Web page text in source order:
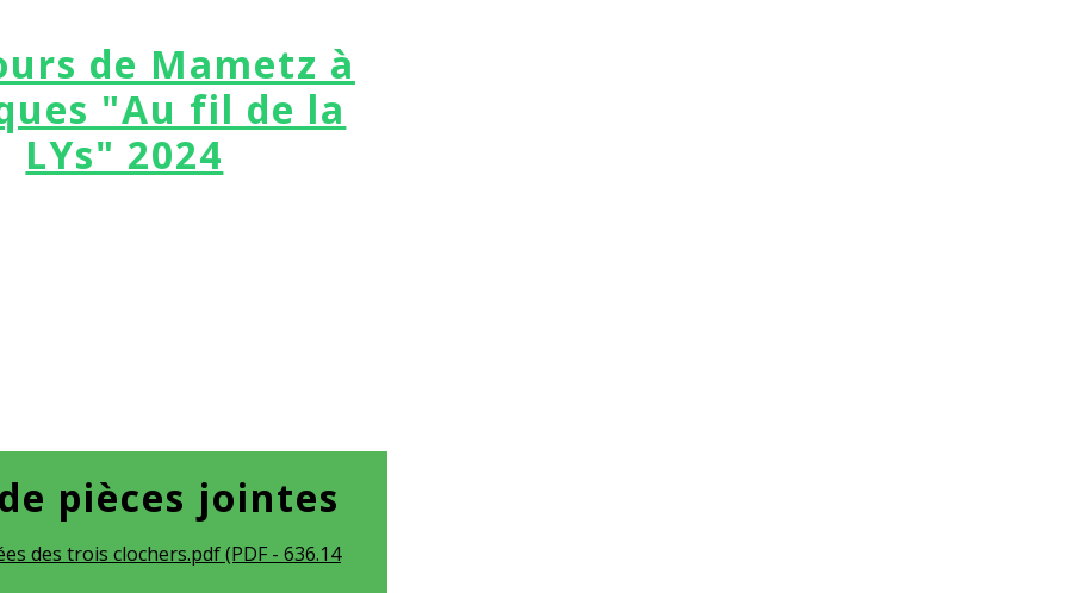
de Mametz à
"Au fil de la
LYs" 2024
pièces jointes
des trois clochers.pdf (PDF - 636.14